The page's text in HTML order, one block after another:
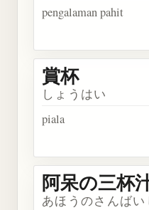
pengalaman pahit
賞杯
しょうはい
piala
阿呆の三杯
あほうのさんばい